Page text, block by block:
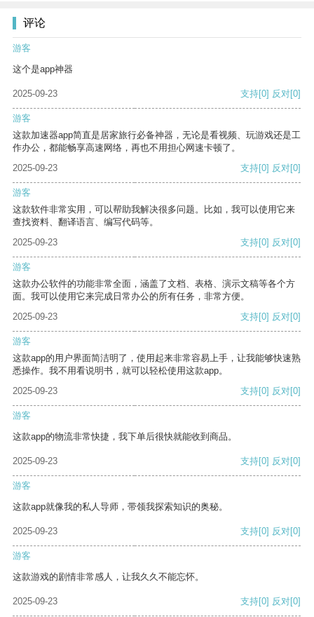
评论
游客
这个是app神器
2025-09-23 支持[0] 反对[0]
游客
这款加速器app简直是居家旅行必备神器，无论是看视频、玩游戏还是工
作办公，都能畅享高速网络，再也不用担心网速卡顿了。
2025-09-23
支持[0] 反对[0]
游客
这款软件非常实用，可以帮助我解决很多问题。比如，我可以使用它来
查找资料、翻译语言、编写代码等。
2025-09-23
支持[0] 反对[0]
游客
这款办公软件的功能非常全面，涵盖了文档、表格、演示文稿等各个方
面。我可以使用它来完成日常办公的所有任务，非常方便。
2025-09-23
支持[0] 反对[0]
游客
这款app的用户界面简洁明了，使用起来非常容易上手，让我能够快速熟
悉操作。我不用看说明书，就可以轻松使用这款app。
2025-09-23
支持[0] 反对[0]
游客
这款app的物流非常快捷，我下单后很快就能收到商品。
2025-09-23 支持[0] 反对[0]
游客
这款app就像我的私人导师，带领我探索知识的奥秘。
2025-09-23 支持[0] 反对[0]
游客
这款游戏的剧情非常感人，让我久久不能忘怀。
2025-09-23 支持[0] 反对[0]